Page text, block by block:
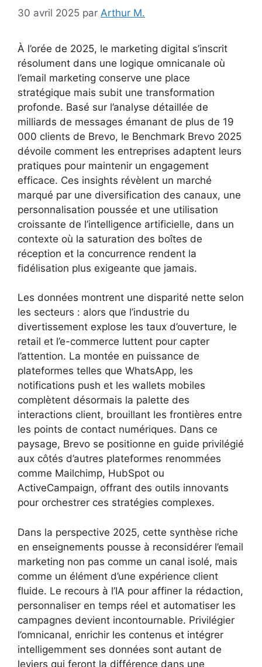
30 avril 2025 par Arthur M.
À l’orée de 2025, le marketing digital s’inscrit
résolument dans une logique omnicanale où
l’email marketing conserve une place
stratégique mais subit une transformation
profonde. Basé sur l’analyse détaillée de
milliards de messages émanant de plus de 19
000 clients de Brevo, le Benchmark Brevo 2025
dévoile comment les entreprises adaptent leurs
pratiques pour maintenir un engagement
efficace. Ces insights révèlent un marché
marqué par une diversification des canaux, une
personnalisation poussée et une utilisation
croissante de l’intelligence artificielle, dans un
contexte où la saturation des boîtes de
réception et la concurrence rendent la
fidélisation plus exigeante que jamais.
Les données montrent une disparité nette selon
les secteurs : alors que l’industrie du
divertissement explose les taux d’ouverture, le
retail et l’e-commerce luttent pour capter
l’attention. La montée en puissance de
plateformes telles que WhatsApp, les
notifications push et les wallets mobiles
complètent désormais la palette des
interactions client, brouillant les frontières entre
les points de contact numériques. Dans ce
paysage, Brevo se positionne en guide privilégié
aux côtés d’autres plateformes renommées
comme Mailchimp, HubSpot ou
ActiveCampaign, offrant des outils innovants
pour orchestrer ces stratégies complexes.
Dans la perspective 2025, cette synthèse riche
en enseignements pousse à reconsidérer l’email
marketing non pas comme un canal isolé, mais
comme un élément d’une expérience client
fluide. Le recours à l’IA pour affiner la rédaction,
personnaliser en temps réel et automatiser les
campagnes devient incontournable. Privilégier
l’omnicanal, enrichir les contenus et intégrer
intelligemment ses données sont autant de
leviers qui feront la différence dans une